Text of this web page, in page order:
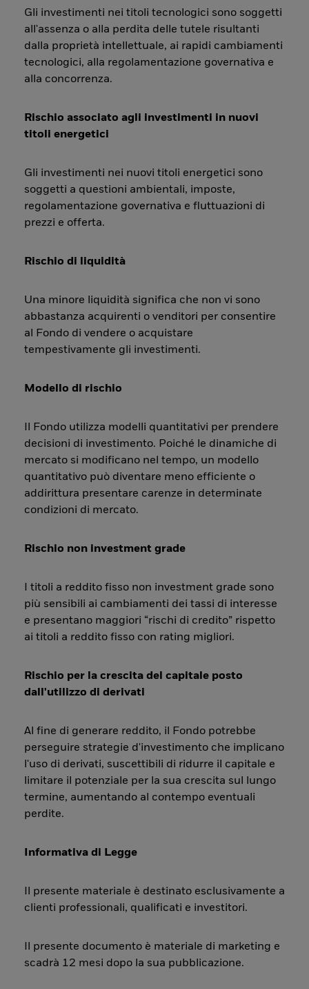
Gli investimenti nei titoli tecnologici sono soggetti
all'assenza o alla perdita delle tutele risultanti
dalla proprietà intellettuale, ai rapidi cambiamenti
tecnologici, alla regolamentazione governativa e
alla concorrenza.
Rischio associato agli investimenti in nuovi
titoli energetici
Gli investimenti nei nuovi titoli energetici sono
soggetti a questioni ambientali, imposte,
regolamentazione governativa e fluttuazioni di
prezzi e offerta.
Rischio di liquidità
Una minore liquidità significa che non vi sono
abbastanza acquirenti o venditori per consentire
al Fondo di vendere o acquistare
tempestivamente gli investimenti.
Modello di rischio
Il Fondo utilizza modelli quantitativi per prendere
decisioni di investimento. Poiché le dinamiche di
mercato si modificano nel tempo, un modello
quantitativo può diventare meno efficiente o
addirittura presentare carenze in determinate
condizioni di mercato.
Rischio non investment grade
I titoli a reddito fisso non investment grade sono
più sensibili ai cambiamenti dei tassi di interesse
e presentano maggiori “rischi di credito” rispetto
ai titoli a reddito fisso con rating migliori.
Rischio per la crescita del capitale posto
dall'utilizzo di derivati
Al fine di generare reddito, il Fondo potrebbe
perseguire strategie d'investimento che implicano
l'uso di derivati, suscettibili di ridurre il capitale e
limitare il potenziale per la sua crescita sul lungo
termine, aumentando al contempo eventuali
perdite.
Informativa di Legge
Il presente materiale è destinato esclusivamente a
clienti professionali, qualificati e investitori.
Il presente documento è materiale di marketing e
scadrà 12 mesi dopo la sua pubblicazione.